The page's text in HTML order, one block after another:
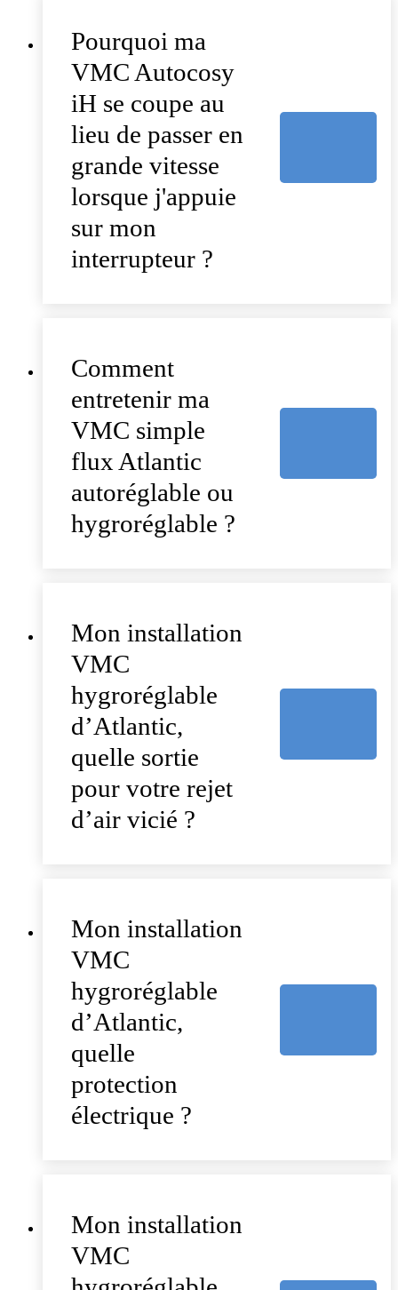
Pourquoi ma
VMC Autocosy
iH se coupe au
lieu de passer en
grande vitesse
lorsque j'appuie
sur mon
interrupteur ?
Comment
entretenir ma
VMC simple
flux Atlantic
autoréglable ou
hygroréglable ?
Mon installation
VMC
hygroréglable
d’Atlantic,
quelle sortie
pour votre rejet
d’air vicié ?
Mon installation
VMC
hygroréglable
d’Atlantic,
quelle
protection
électrique ?
Mon installation
VMC